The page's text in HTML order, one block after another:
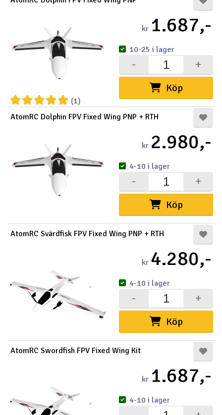
Raketer
Scooter & elfordon
Solenergi
Verktyg, utrustning och tillbehör
Presentkort
(1)
kr 1.687,-
Köp
+
-
10-25 i lager
AtomRC Dolphin FPV Fixed Wing PNP + RTH
kr 2.980,-
Köp
+
-
4-10 i lager
AtomRC Svärdfisk FPV Fixed Wing PNP + RTH
kr 4.280,-
Köp
+
-
4-10 i lager
AtomRC Swordfish FPV Fixed Wing Kit
kr 1.687,-
4-10 i lager